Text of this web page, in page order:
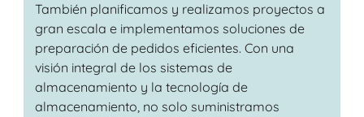
También planificamos y realizamos proyectos a
gran escala e implementamos soluciones de
preparación de pedidos eficientes. Con una
visión integral de los sistemas de
almacenamiento y la tecnología de
almacenamiento, no solo suministramos